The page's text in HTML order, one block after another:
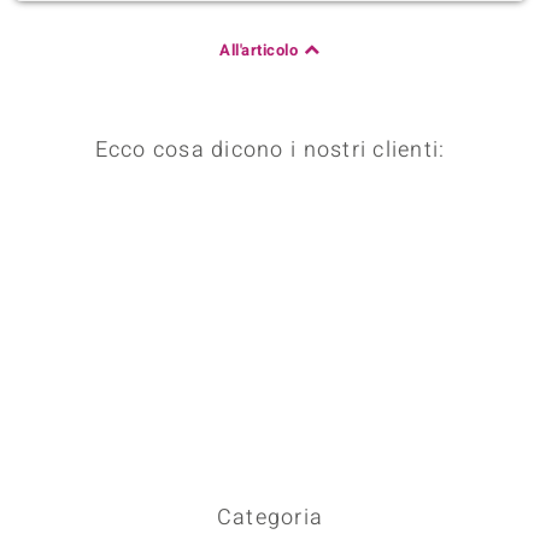
All'articolo
Ecco cosa dicono i nostri clienti:
Categoria